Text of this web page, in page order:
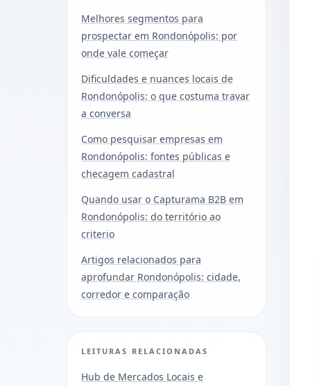
Melhores segmentos para
prospectar em Rondonópolis: por
onde vale começar
Dificuldades e nuances locais de
Rondonópolis: o que costuma travar
a conversa
Como pesquisar empresas em
Rondonópolis: fontes públicas e
checagem cadastral
Quando usar o Capturama B2B em
Rondonópolis: do território ao
criterio
Artigos relacionados para
aprofundar Rondonópolis: cidade,
corredor e comparação
LEITURAS RELACIONADAS
Hub de Mercados Locais e